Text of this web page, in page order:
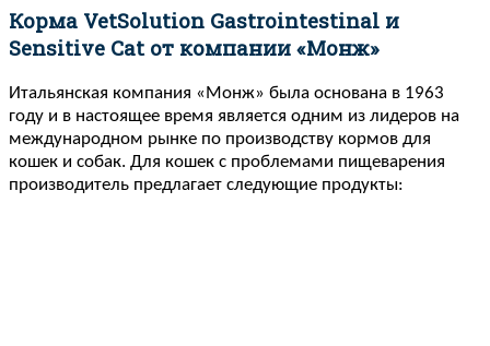
Корма VetSolution Gastrointestinal и
Sensitive Cat от компании «Монж»
Итальянская компания «Монж» была основана в 1963
году и в настоящее время является одним из лидеров на
международном рынке по производству кормов для
кошек и собак. Для кошек с проблемами пищеварения
производитель предлагает следующие продукты: